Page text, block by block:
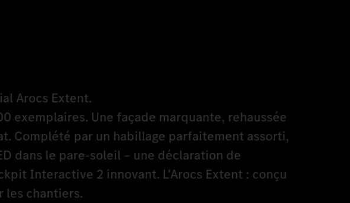
Arocs Extent.
exemplaires. Une façade marquante, rehaussée
Complété par un habillage parfaitement assorti,
dans le pare-soleil – une déclaration de
Interactive 2 innovant. L'Arocs Extent : conçu
les chantiers.